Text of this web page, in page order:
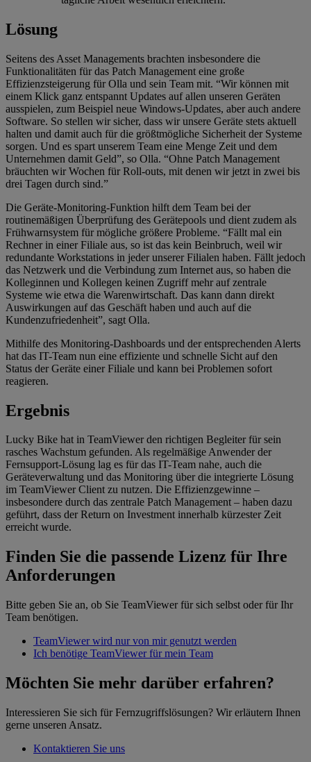
Lösung
Seitens des Asset Managements brachten insbesondere die
Funktionalitäten für das Patch Management eine große
Effizienzsteigerung für Olla und sein Team mit. “Wir können mit
einem Klick ganz entspannt Updates auf allen unseren Geräten
ausspielen, zum Beispiel neue Windows-Updates, aber auch andere
Software. So stellen wir sicher, dass wir unsere Geräte stets aktuell
halten und damit auch für die größtmögliche Sicherheit der Systeme
sorgen. Und es spart unserem Team eine Menge Zeit und dem
Unternehmen damit Geld”, so Olla. “Ohne Patch Management
bräuchten wir Wochen für Roll-outs, mit denen wir jetzt in zwei bis
drei Tagen durch sind.”
Die Geräte-Monitoring-Funktion hilft dem Team bei der
routinemäßigen Überprüfung des Gerätepools und dient zudem als
Frühwarnsystem für mögliche größere Probleme. “Fällt mal ein
Rechner in einer Filiale aus, so ist das kein Beinbruch, weil wir
redundante Workstations in jeder unserer Filialen haben. Fällt jedoch
das Netzwerk und die Verbindung zum Internet aus, so haben die
Kolleginnen und Kollegen keinen Zugriff mehr auf zentrale
Systeme wie etwa die Warenwirtschaft. Das kann dann direkt
Auswirkungen auf das Geschäft haben und auch auf die
Kundenzufriedenheit”, sagt Olla.
Mithilfe des Monitoring-Dashboards und der entsprechenden Alerts
hat das IT-Team nun eine effiziente und schnelle Sicht auf den
Status der Geräte einer Filiale und kann bei Problemen sofort
reagieren.
Ergebnis
Lucky Bike hat in TeamViewer den richtigen Begleiter für sein
rasches Wachstum gefunden. Als regelmäßige Anwender der
Fernsupport-Lösung lag es für das IT-Team nahe, auch die
Geräteverwaltung und das Monitoring über die integrierte Lösung
im TeamViewer Client zu nutzen. Die Effizienzgewinne –
insbesondere durch das zentrale Patch Management – haben dazu
geführt, dass der Return on Investment innerhalb kürzester Zeit
erreicht wurde.
Finden Sie die passende Lizenz für Ihre
Anforderungen
Bitte geben Sie an, ob Sie TeamViewer für sich selbst oder für Ihr
Team benötigen.
TeamViewer wird nur von mir genutzt werden
Ich benötige TeamViewer für mein Team
Möchten Sie mehr darüber erfahren?
Interessieren Sie sich für Fernzugriffslösungen? Wir erläutern Ihnen
gerne unseren Ansatz.
Kontaktieren Sie uns